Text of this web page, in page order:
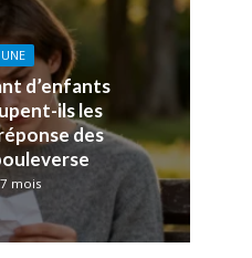
d’enfants
ils les
des
mois